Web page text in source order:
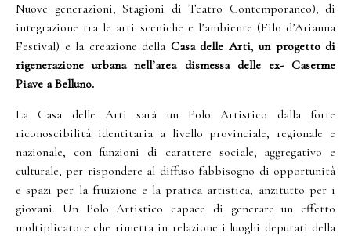
Nuove generazioni, Stagioni di Teatro Contemporaneo), di
integrazione tra le arti sceniche e l’ambiente (Filo d’Arianna
Festival) e la creazione della Casa delle Arti,un progetto di
rigenerazione urbananell’area dismessa delle ex- Caserme
Piave a Belluno.
La Casa delle Arti sarà un Polo Artistico dalla forte
riconoscibilità identitaria a livello provinciale, regionale e
nazionale, con funzioni di carattere sociale, aggregativo e
culturale, per rispondere al diffuso fabbisogno di opportunità
e spazi per la fruizione e la pratica artistica, anzitutto per i
giovani. Un Polo Artistico capace di generare un effetto
moltiplicatore che rimetta in relazione i luoghi deputati della